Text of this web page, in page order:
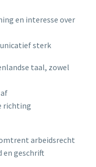
en interesse over
sterk
taal, zowel
richting
arbeidsrecht
en geschrift